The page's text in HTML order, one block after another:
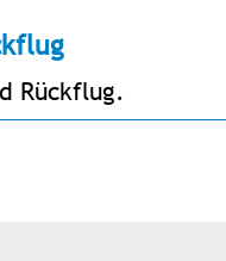
Rückflug.